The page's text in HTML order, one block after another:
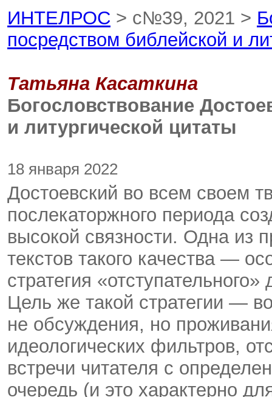
ИНТЕЛРОС > с№39, 2021 >
посредством библейской и
Татьяна Касаткина
Богословствование
и литургической цитаты
18 января 2022
Достоевский во всем своем
послекаторжного периода
высокой связности. Одна из
текстов такого качества —
стратегия
Цель же такой стратегии —
не обсуждения, но
идеологических фильтров,
встречи читателя с
очередь (и это характерно